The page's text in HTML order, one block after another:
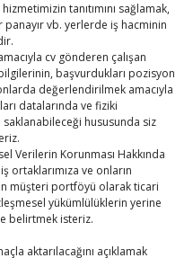
tanıtımını sağlamak,
vb. yerlerde iş hacminin
cv gönderen çalışan
başvurdukları pozisyon
değerlendirilmek amacıyla
datalarında ve fiziki
hususunda siz
Verilerin Korunması Hakkında
ortaklarımıza ve onların
müşteri portföyü olarak ticari
yükümlülüklerin yerine
belirtmek isteriz.
aktarılacağını açıklamak
tavsiyesi
Khalawi ile görüştü
Odası’nın yeni